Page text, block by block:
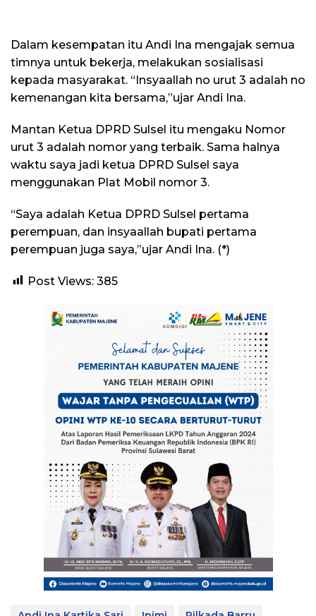
Dalam kesempatan itu Andi Ina mengajak semua
timnya untuk bekerja, melakukan sosialisasi
kepada masyarakat. “Insyaallah no urut 3 adalah no
kemenangan kita bersama,”ujar Andi Ina.
Mantan Ketua DPRD Sulsel itu mengaku Nomor
urut 3 adalah nomor yang terbaik. Sama halnya
waktu saya jadi ketua DPRD Sulsel saya
menggunakan Plat Mobil nomor 3.
“Saya adalah Ketua DPRD Sulsel pertama
perempuan, dan insyaallah bupati pertama
perempuan juga saya,”ujar Andi Ina. (*)
Post Views: 385